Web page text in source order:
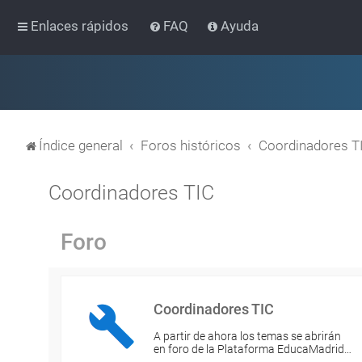
Enlaces rápidos FAQ Ayuda
Índice general Foros históricos Coordinadores
Coordinadores TIC
Foro
Coordinadores TIC
A partir de ahora los temas se abrirán
en foro de la Plataforma EducaMadrid…